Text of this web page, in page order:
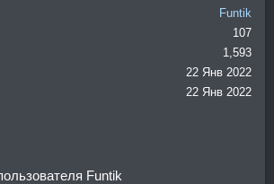
Funtik
107
1,593
22 Янв 2022
22 Янв 2022
Funtik